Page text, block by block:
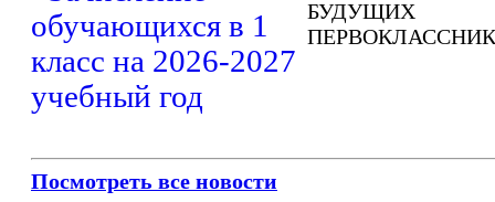
БУДУЩИХ
Посмотреть все новости